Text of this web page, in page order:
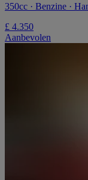
350cc · Benzine ·
£ 4.350
Aanbevolen